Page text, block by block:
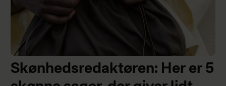
Skønhedsredaktøren: Her er 5